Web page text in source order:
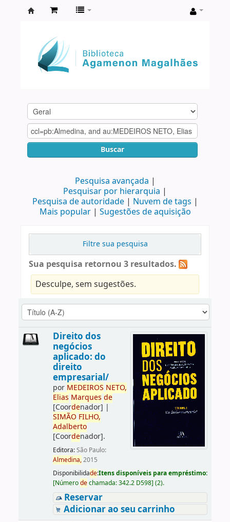
Agamenon
Magalhães
Buscar
Pesquisa avançada
Pesquisar por hierarquia
Pesquisa de autoridade
Nuvem de tags
Mais popular
Sugestões de aquisição
Filtre sua pesquisa
Sua pesquisa retornou 3 resultados.
Desculpe, sem sugestões.
Direito dos
negócios
aplicado: do
direito
empresarial/
por MEDEIROS NETO,
Elias Marques de
[Coordenador] |
SIMÃO FILHO,
Adalberto
[Coordenador].
Editora:São Paulo:
Almedina,2015
Disponibilidade:Itens disponíveis para empréstimo:
[Númerodechamada:342.2 D598] (2).
Reservar
Adicionar ao seu carrinho